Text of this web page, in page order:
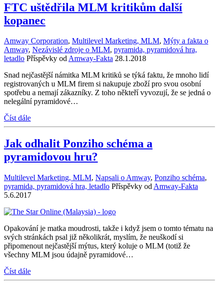
FTC uštědřila MLM kritikům další
kopanec
Amway Corporation, Multilevel Marketing, MLM, Mýty a fakta o
Amway, Nezávislé zdroje o MLM, pyramida, pyramidová hra,
letadlo Příspěvky odAmway-Fakta 28.1.2018
Snad nejčastější námitka MLM kritiků se týká faktu, že mnoho lidí
registrovaných u MLM firem si nakupuje zboží pro svou osobní
spotřebu a nemají zákazníky. Z toho někteří vyvozují, že se jedná o
nelegální pyramidové…
Číst dále
Jak odhalit Ponziho schéma a
pyramidovou hru?
Multilevel Marketing, MLM, Napsali o Amway, Ponziho schéma,
pyramida, pyramidová hra, letadlo Příspěvky od Amway-Fakta
5.6.2017
Opakování je matka moudrosti, takže i když jsem o tomto tématu na
svých stránkách psal již několikrát, myslím, že neuškodí si
připomenout nejčastější mýtus, který koluje o MLM (totiž že
všechny MLM jsou údajně pyramidové…
Číst dále